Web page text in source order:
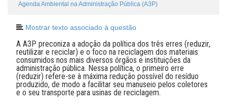
Agenda Ambiental na Administração Pública (A3P)
Mostrar texto associado à questão
A A3P preconiza a adoção da política dos três erres (reduzir,
reutilizar e reciclar) e o foco na reciclagem dos materiais
consumidos nos mais diversos órgãos e instituições da
administração pública. Nessa política, o primeiro erre
(reduzir) refere-se à máxima redução possível do resíduo
produzido, de modo a facilitar seu manuseio pelos coletores
e o seu transporte para usinas de reciclagem.